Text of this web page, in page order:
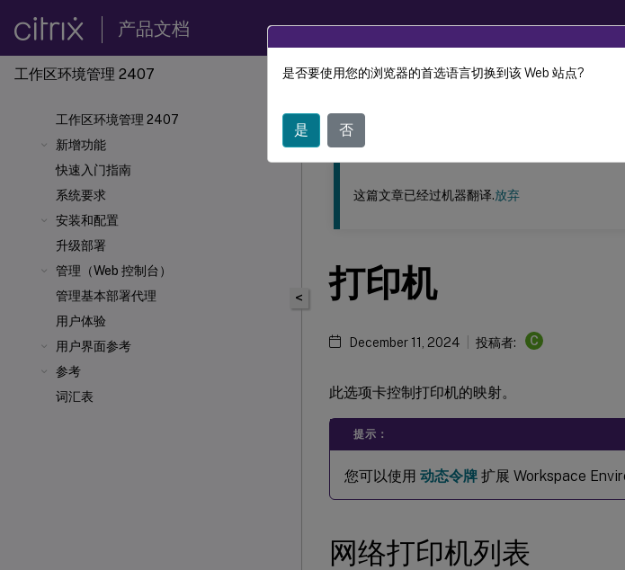
产品文档
工作区环境管理 2407
工作区环境管理 2407
新增功能
快速入门指南
系统要求
安装和配置
升级部署
管理（Web 控制台）
管理基本部署代理
用户体验
用户界面参考
参考
词汇表
此内容已经过机器动态翻译。
<
这篇文章已经过机器翻译.放弃
打印机
December 11, 2024 投稿者: C
此选项卡控制打印机的映射。
提示：
您可以使用 动态令牌 扩展 Workspace
网络打印机列表
是否要使用您的浏览器的首选语言切换到该 Web 站点?
是 否